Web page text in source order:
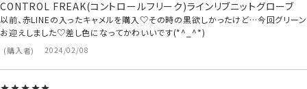
CONTROL FREAK(コントロールフリーク)ラインリブニットグローブ
購入者 2024/02/08
以前、赤LINEの入ったキャメルを購入♡その時の黒欲しかったけど…今回グリーン
お迎えしました♡差し色になってかわいいです(*^_^*)